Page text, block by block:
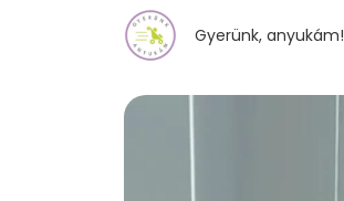
Gyerünk, anyukám!